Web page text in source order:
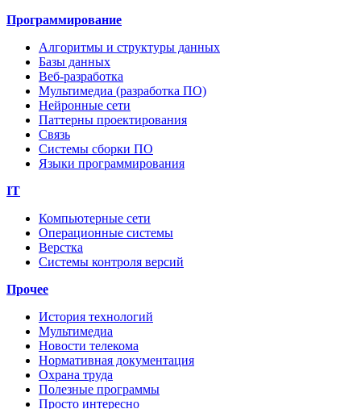
Программирование
Алгоритмы и структуры данных
Базы данных
Веб-разработка
Мультимедиа (разработка ПО)
Нейронные сети
Паттерны проектирования
Связь
Системы сборки ПО
Языки программирования
IT
Компьютерные сети
Операционные системы
Верстка
Системы контроля версий
Прочее
История технологий
Мультимедиа
Новости телекома
Нормативная документация
Охрана труда
Полезные программы
Просто интересно